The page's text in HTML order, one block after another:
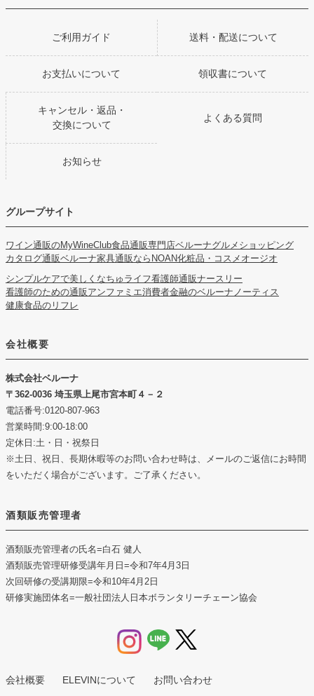
ご利用ガイド 送料・配送について
お支払いについて 領収書について
キャンセル・返品・
交換について
よくある質問
お知らせ
グループサイト
ワイン通販のMyWineClub食品通販専門店ベルーナグルメショッピング
カタログ通販ベルーナ家具通販ならNOAN化粧品・コスメオージオ
シンプルケアで美しくなちゅライフ看護師通販ナースリー
看護師のための通販アンファミエ消費者金融のベルーナノーティス
健康食品のリフレ
会社概要
株式会社ベルーナ
362-0036 埼玉県上尾市宮本町４－２
電話番号:0120-807-963
営業時間:9:00-18:00
定休日:土・日・祝祭日
※土日、祝日、長期休暇等のお問い合わせ時は、メールのご返信にお時間
をいただく場合がございます。ご了承ください。
酒類販売管理者
酒類販売管理者の氏名=白石 健人
酒類販売管理研修受講年月日 =令和7年4月3日
次回研修の受講期限=令和10年4月2日
研修実施団体名=一般社団法人日本ボランタリーチェーン協会
会社概要 ELEVINについて お問い合わせ